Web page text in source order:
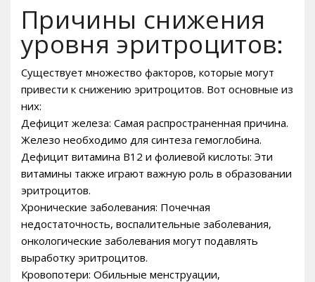
Причины снижения
уровня эритроцитов:
Существует множество факторов, которые могут
привести к снижению эритроцитов. Вот основные из
них:
Дефицит железа: Самая распространенная причина.
Железо необходимо для синтеза гемоглобина.
Дефицит витамина B12 и фолиевой кислоты: Эти
витамины также играют важную роль в образовании
эритроцитов.
Хронические заболевания: Почечная
недостаточность, воспалительные заболевания,
онкологические заболевания могут подавлять
выработку эритроцитов.
Кровопотери: Обильные менструации,